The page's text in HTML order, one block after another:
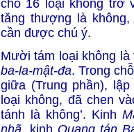
chỗ 16 loại không trở
tăng thượng là không,
cần được chú ý.
Mười tám loại không
ba-la-mật-đa. Trong
giữa (Trung phần),
loại không, đã chen
tánh là không’. Kinh
nhã, kinh Quang tán